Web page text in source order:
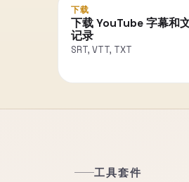
下载
下载 YouTube 字幕和
记录
SRT, VTT, TXT
工具套件